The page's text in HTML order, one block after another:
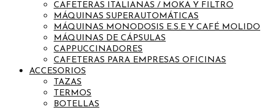
CAFETERAS ITALIANAS / MOKA Y FILTRO
MÁQUINAS SUPERAUTOMÁTICAS
MÁQUINAS MONODOSIS E.S.E Y CAFÉ MOLIDO
MÁQUINAS DE CÁPSULAS
CAPPUCCINADORES
CAFETERAS PARA EMPRESAS OFICINAS
ACCESORIOS
TAZAS
TERMOS
BOTELLAS